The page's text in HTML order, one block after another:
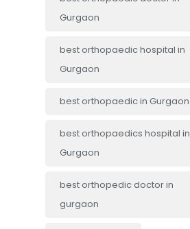
Gurgaon
best orthopaedic hospital in
Gurgaon
best orthopaedic in Gurgaon
best orthopaedics hospital in
Gurgaon
best orthopedic doctor in
gurgaon